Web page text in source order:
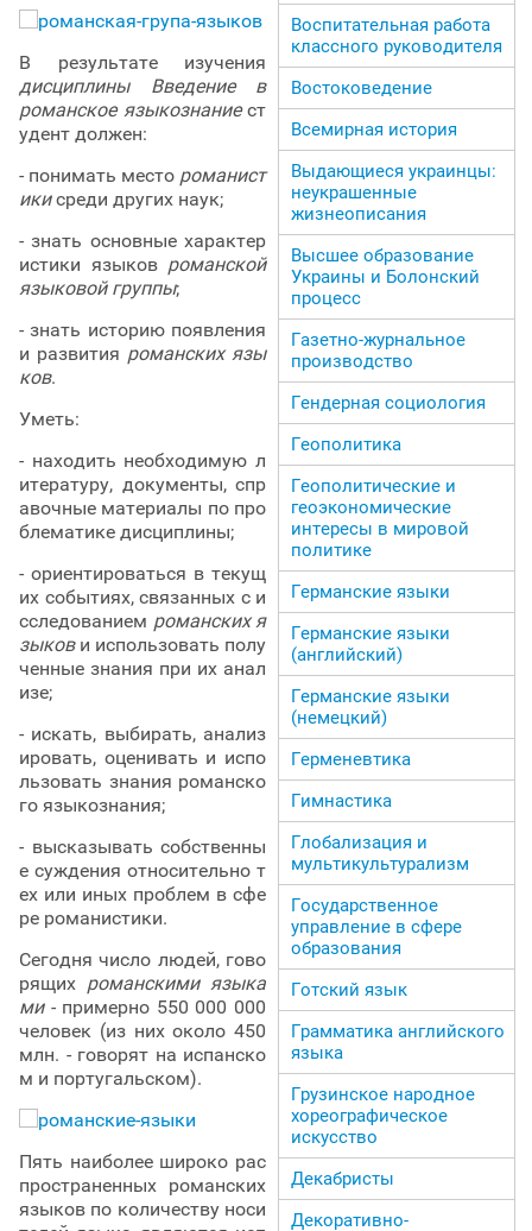
В результате изучения
дисциплины Введение в
романское языкознаниест
удент должен:
- понимать место романист
икисреди других наук;
- знать основные характер
истики языков романской
языковой группы;
- знать историю появления
и развития романских язы
ков.
Уметь:
- находить необходимую л
итературу, документы, спр
авочные материалы по про
блематике дисциплины;
- ориентироваться в текущ
их событиях, связанных с и
сследованием романских я
зыкови использовать полу
ченные знания при их анал
изе;
- искать, выбирать, анализ
ировать, оценивать и испо
льзовать знания романско
го языкознания;
- высказывать собственны
е суждения относительно т
ех или иных проблем в сфе
ре романистики.
Сегодня число людей, гово
рящих романскими языка
ми- примерно 550 000 000
человек (из них около 450
млн. - говорят на испанско
м и португальском).
Пять наиболее широко рас
пространенных романских
языков по количеству носи
Воспитательная работа
классного руководителя
Востоковедение
Всемирная история
Выдающиеся украинцы:
неукрашенные
жизнеописания
Высшее образование
Украины и Болонский
процесс
Газетно-журнальное
производство
Гендерная социология
Геополитика
Геополитические и
геоэкономические
интересы в мировой
политике
Германские языки
Германские языки
(английский)
Германские языки
(немецкий)
Герменевтика
Гимнастика
Глобализация и
мультикультурализм
Государственное
управление в сфере
образования
Готский язык
Грамматика английского
языка
Грузинское народное
хореографическое
искусство
Декабристы
Декоративно-